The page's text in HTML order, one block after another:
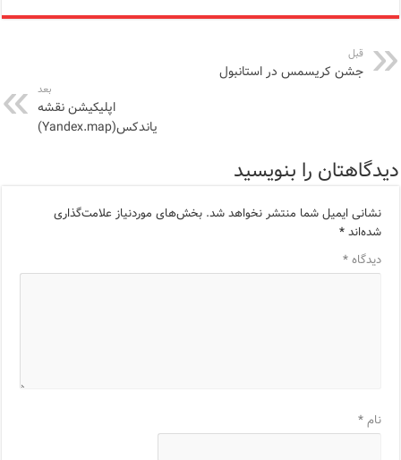
قبل
جشن کریسمس در استانبول
بعد
اپلیکیشن نقشه
یاندکس(Yandex.map)
دیدگاهتان را بنویسید
نشانی ایمیل شما منتشر نخواهد شد. بخش‌های موردنیاز علامت‌گذاری
شده‌اند*
دیدگاه*
نام*